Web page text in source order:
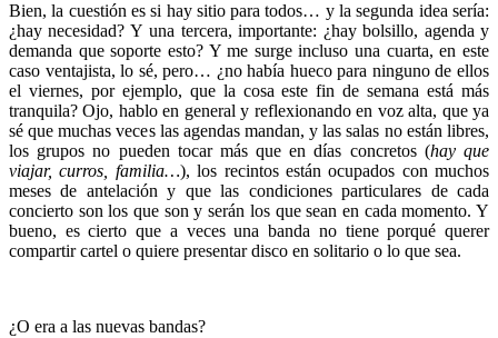
Bien, la cuestión es si hay sitio para todos… y la segunda idea sería:
¿hay necesidad? Y una tercera, importante: ¿hay bolsillo, agenda y
demanda que soporte esto? Y me surge incluso una cuarta, en este
caso ventajista, lo sé, pero… ¿no había hueco para ninguno de ellos
el viernes, por ejemplo, que la cosa este fin de semana está más
tranquila? Ojo, hablo en general y reflexionando en voz alta, que ya
sé que muchas veces las agendas mandan, y las salas no están libres,
los grupos no pueden tocar más que en días concretos (hay que
viajar, curros, familia…), los recintos están ocupados con muchos
meses de antelación y que las condiciones particulares de cada
concierto son los que son y serán los que sean en cada momento. Y
bueno, es cierto que a veces una banda no tiene porqué querer
compartir cartel o quiere presentar disco en solitario o lo que sea.
¿O era a las nuevas bandas?